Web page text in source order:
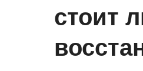
стоит